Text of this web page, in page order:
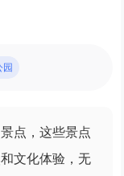
园
点，这些景点
文化体验，无